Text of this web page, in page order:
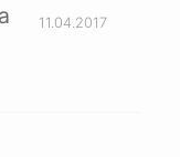
11.04.2017